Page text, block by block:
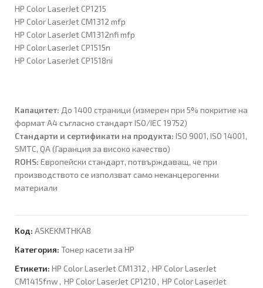
HP Color LaserJet CP1215
HP Color LaserJet CM1312 mfp
HP Color LaserJet CM1312nfi mfp
HP Color LaserJet CP1515n
HP Color LaserJet CP1518ni
Капацитет: До 1400 страници (измерен при 5% покритие на
формат A4 съгласно стандарт ISO/IEC 19752)
Стандарти и сертификати на продукта: ISO 9001, ISO 14001,
SMTC, QA (Гаранция за високо качество)
ROHS: Европейски стандарт, потвърждаващ, че при
производството се използват само неканцерогенни
материали
Код: ASKEKMTHKA8
Категория: Тонер касети за HP
Етикети: HP Color LaserJet CM1312 , HP Color LaserJet
CM1415fnw , HP Color LaserJet CP1210 , HP Color LaserJet